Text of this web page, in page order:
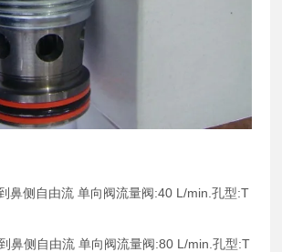
鼻侧自由流 单向阀流量阀:40 L/min.孔型:T
鼻侧自由流 单向阀流量阀:80 L/min.孔型:T